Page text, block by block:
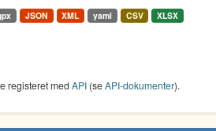
JSON XML yaml CSV
XLSX
registeret med API (seAPI-dokumenter).